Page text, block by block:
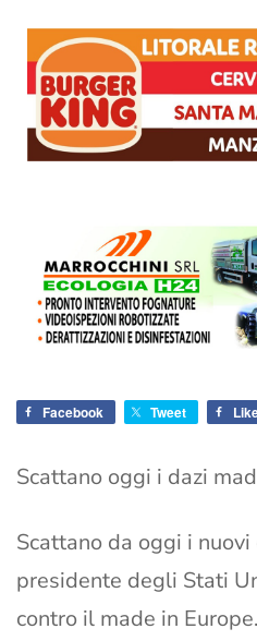
Facebook Tweet
Scattano oggi i dazi
Scattano da oggi i
presidente degli Stati
contro il made in